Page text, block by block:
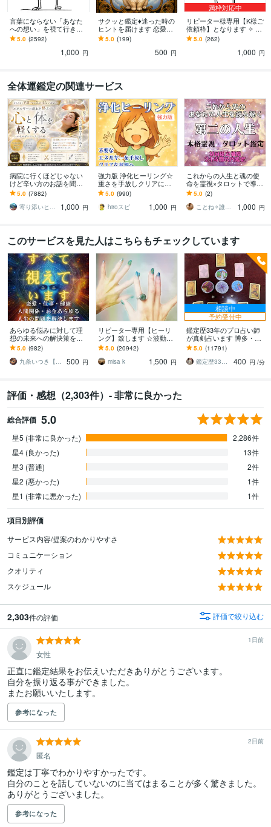
言葉にならない「あなた
への想い」を視て行きま
す ◆24h以内 あの人の本
音を読み解きます｜恋
愛・復縁・気持ち
5.0 (2592)
1,000 円
サクッと鑑定♦迷った時の
ヒントを届けます 恋愛・
仕事・人間関係✧今知りた
いことをお伝えします
5.0 (199)
500 円
満枠対応中
リピーター様専用【K様ご
依頼枠】となります ✧ 前
回からのご相談はもちろ
ん、新たなお悩みも承り
5.0 (262)
1,000 円
全体運鑑定の関連サービス
病院に行くほどじゃない
けど辛い方のお話を聞き
ます なんとなく不調が続
く方へ、やさしく整える
エネルギー調整
5.0 (7882)
寄り添いヒーラー＊haru
1,000 円
強力版 浄化ヒーリング☆
重さを手放しクリアにし
ます 心が辛い人、体が重
い人、回復を求める人の
特別遠隔ヒーリング
5.0 (990)
hiroスピ
1,000 円
これからの人生と魂の使
命を霊視×タロットで導き
ます 子育てが落ち着い
た、仕事を退職、第二の
人生へ踏み出すあなたへ
5.0 (2)
ことね✧誰にも言えない悩み｜霊視タロット
1,000 円
このサービスを見た人はこちらもチェックしています
あらゆる悩みに対して理
想の未来への解決策を授
けます 人生が上手くいか
ないと悩んでいる人に未
来を好転させる魂の導き
5.0 (982)
九条いつき【高次元宇宙霊視師】
500 円
リピーター専用【ヒーリ
ング】致します ☆波動を
上げ、流れを良くします
☆
5.0 (20942)
misa k
1,500 円
相談中
予約受付中
鑑定歴33年のプロ占い師
が真剣占います 博多・廓
屋の純血統占い祈願師
雷鳥
5.0 (11791)
鑑定歴33年のプロ占い師 雷鳥
400 円 /分
評価・感想（2,303件）- 非常に良かった
総合評価 5.0
星5 (非常に良かった)
2,286件
星4 (良かった)
13件
星3 (普通)
2件
星2 (悪かった)
1件
星1 (非常に悪かった)
1件
項目別評価
サービス内容/提案のわかりやすさ
コミュニケーション
クオリティ
スケジュール
2,303件の評価 評価で絞り込む
1日前
女性
正直に鑑定結果をお伝えいただきありがとうございます。
自分を振り返る事ができました。
またお願いいたします。
参考になった
2日前
匿名
鑑定は丁寧でわかりやすかったです。
自分のことを話していないのに当てはまることが多く驚きました。
ありがとうございました。
参考になった